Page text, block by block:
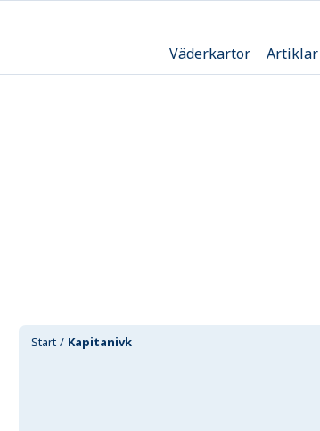
Väderkartor Artiklar
Start Kapitanivk